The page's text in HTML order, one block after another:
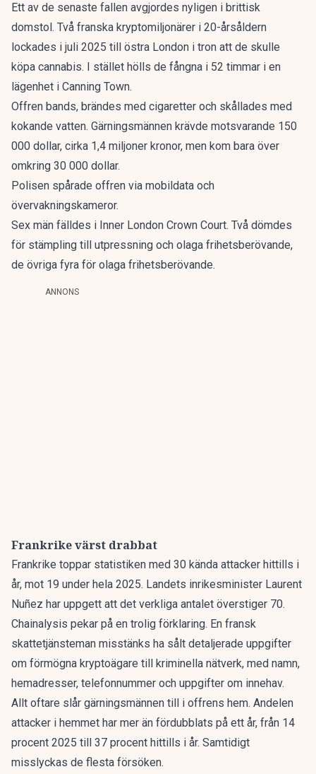
Ett av de senaste fallen avgjordes nyligen i brittisk
domstol. Två franska kryptomiljonärer i 20-årsåldern
lockades i juli 2025 till östra London i tron att de skulle
köpa cannabis. I stället hölls de fångna i 52 timmar i en
lägenhet i Canning Town.
Offren bands, brändes med cigaretter och skållades med
kokande vatten. Gärningsmännen krävde motsvarande 150
000 dollar, cirka 1,4 miljoner kronor, men kom bara över
omkring 30 000 dollar.
Polisen spårade offren via mobildata och
övervakningskameror.
Sex män fälldes i Inner London Crown Court. Två dömdes
för stämpling till utpressning och olaga frihetsberövande,
de övriga fyra för olaga frihetsberövande.
ANNONS
Frankrike värst drabbat
Frankrike toppar statistiken med 30 kända attacker hittills i
år, mot 19 under hela 2025. Landets inrikesminister Laurent
Nuñez har uppgett att det verkliga antalet överstiger 70.
Chainalysis pekar på en trolig förklaring. En fransk
skattetjänsteman misstänks ha sålt detaljerade uppgifter
om förmögna kryptoägare till kriminella nätverk, med namn,
hemadresser, telefonnummer och uppgifter om innehav.
Allt oftare slår gärningsmännen till i offrens hem. Andelen
attacker i hemmet har mer än fördubblats på ett år, från 14
procent 2025 till 37 procent hittills i år. Samtidigt
misslyckas de flesta försöken.